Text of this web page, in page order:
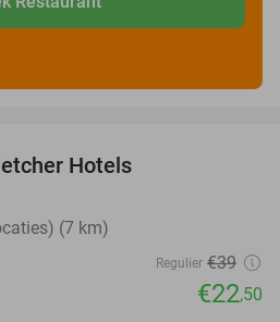
Hotels
(7 km)
Regulier €39
€22,50